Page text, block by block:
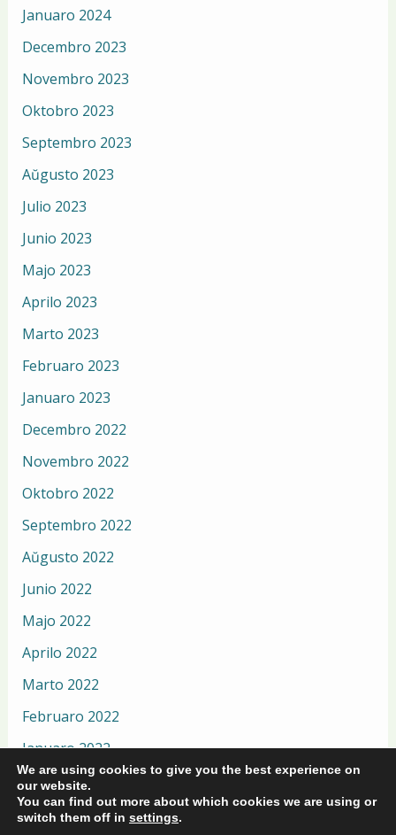
Januaro 2024
Decembro 2023
Novembro 2023
Oktobro 2023
Septembro 2023
Aŭgusto 2023
Julio 2023
Junio 2023
Majo 2023
Aprilo 2023
Marto 2023
Februaro 2023
Januaro 2023
Decembro 2022
Novembro 2022
Oktobro 2022
Septembro 2022
Aŭgusto 2022
Junio 2022
Majo 2022
Aprilo 2022
Marto 2022
Februaro 2022
Januaro 2022
Decembro 2021
We are using cookies to give you the best experience on
our website.
You can find out more about which cookies we are using or
switch them off in settings.